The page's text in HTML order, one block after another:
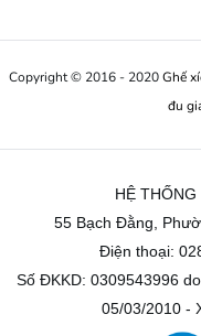
Copyright © 2016 - 2020Ghế
đu
HỆ
55 Bạch Đằng,
Điện thoại:
Số ĐKKD: 0309543996
05/03/2010 -